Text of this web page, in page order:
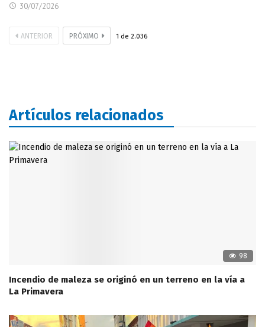
30/07/2026
ANTERIOR PRÓXIMO 1 de 2.036
Artículos relacionados
98
Incendio de maleza se originó en un terreno en la vía a
La Primavera